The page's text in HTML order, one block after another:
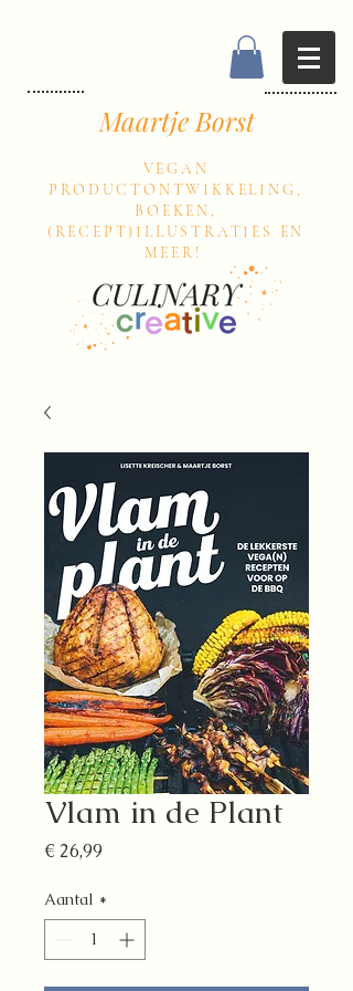
Maartje Borst
VEGAN
PRODUCTONTWIKKELING,
BOEKEN,
(RECEPT)ILLUSTRATIES EN
MEER!
Vlam in de Plant
€ 26,99Prijs
Aantal *